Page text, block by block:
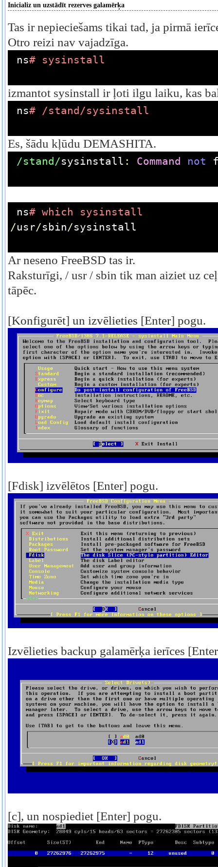
Inicializ un uzstādīt rezerves galamērķa
Tas ir nepieciešams tikai tad, ja pirmā
Otro reizi nav vajadzīga.
ns# sysinstall
izmantot sysinstall ir ļoti ilgu laiku, kas
ns# /stand/sysinstall
Es, šādu kļūdu DEMASHITA.
/stand/sysinstall : Command not
ns# which sysinstall
/usr/sbin/sysinstall
Ar neseno FreeBSD tas ir.
Raksturīgi, / usr / sbin tik man aiziet uz
tāpēc.
[Konfigurēt] un izvēlieties [Enter] pogu.
[Fdisk] izvēlētos [Enter] pogu.
Izvēlieties backup galamērķa ierīces
[c], un nospiediet [Enter] pogu.